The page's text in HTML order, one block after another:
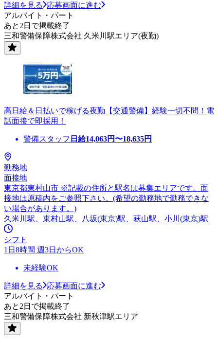
詳細を見る
応募画面に進む
アルバイト・パート
あと2日で掲載終了
三和警備保障株式会社 久米川駅エリア(夜勤)
高日給＆日払いで稼げる夜勤【交通警備】経験一切不問！電
話面接で即採用！
警備スタッフ 日給14,063円〜18,635円
勤務地
面接地
東京都東村山市 ※記載の住所と駅名は募集エリアです。面
接地は原稿内をご参照下さい。(希望の勤務地で勤務できな
い場合があります。)
久米川駅、東村山駅、八坂(東京)駅、萩山駅、小川(東京)駅
シフト
1日8時間 週3日からOK
未経験OK
詳細を見る
応募画面に進む
アルバイト・パート
あと2日で掲載終了
三和警備保障株式会社 新秋津駅エリア